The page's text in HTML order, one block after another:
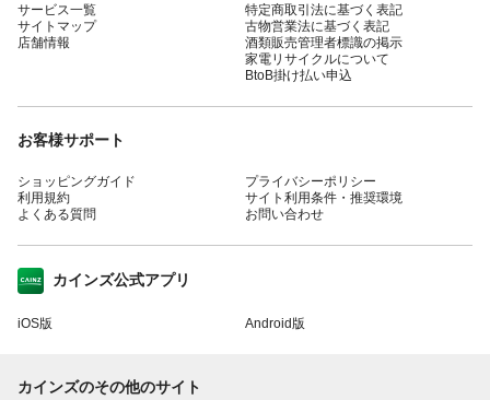
サービス一覧
サイトマップ
店舗情報
特定商取引法に基づく表記
古物営業法に基づく表記
酒類販売管理者標識の掲示
家電リサイクルについて
BtoB掛け払い申込
お客様サポート
ショッピングガイド
利用規約
よくある質問
プライバシーポリシー
サイト利用条件・推奨環境
お問い合わせ
カインズ公式アプリ
iOS版 Android版
カインズのその他のサイト